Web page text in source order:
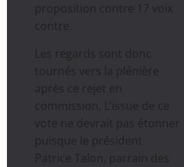
proposition contre 17 voix
contre.
Les regards sont donc
tournés vers la plénière
après ce rejet en
commission. L’issue de ce
vote ne devrait pas étonner
puisque le président
Patrice Talon, parrain des